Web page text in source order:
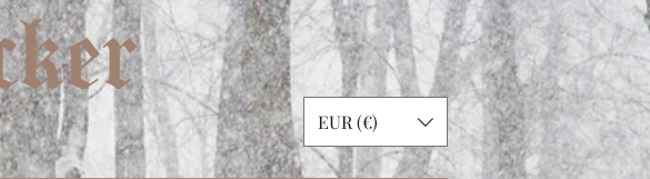
EUR (€)